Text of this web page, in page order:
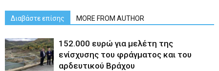
Διαβάστε επίσης MORE FROM AUTHOR
152.000 ευρώ για μελέτη της
ενίσχυσης του φράγματος και του
αρδευτικού Βράχου